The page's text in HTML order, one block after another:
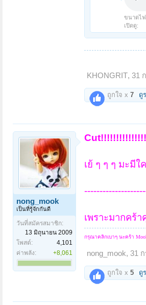
ขนาดไ
เปิดดู:
KHONGRIT, 31
ถูกใจ x 7 ดู
nong_mook
เป็นที่รู้จักกันดี
วันที่สมัครสมาชิก:
13 มิถุนายน 2009
โพสต์:
4,101
ค่าพลัง:
+8,061
เย้ ๆ ๆ ๆ มะมีใ
เพราะมากคร้
กรุณาคลิกเบาๆ นะคร้า
nong_mook, 31
ถูกใจ x 5 ดู